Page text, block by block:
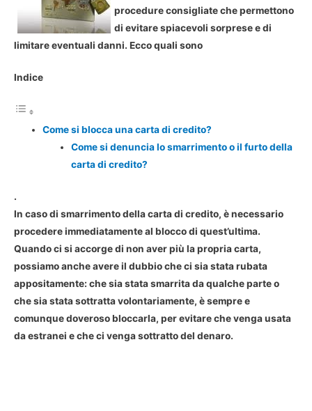
procedure consigliate che permettono
di evitare spiacevoli sorprese e di
limitare eventuali danni. Ecco quali sono
Indice
Come si blocca una carta di credito?
Come si denuncia lo smarrimento o il furto della
carta di credito?
.
In caso di smarrimento della carta di credito, è necessario
procedere immediatamente al blocco di quest’ultima.
Quando ci si accorge di non aver più la propria carta,
possiamo anche avere il dubbio che ci sia stata rubata
appositamente: che sia stata smarrita da qualche parte o
che sia stata sottratta volontariamente, è sempre e
comunque doveroso bloccarla, per evitare che venga usata
da estranei e che ci venga sottratto del denaro.